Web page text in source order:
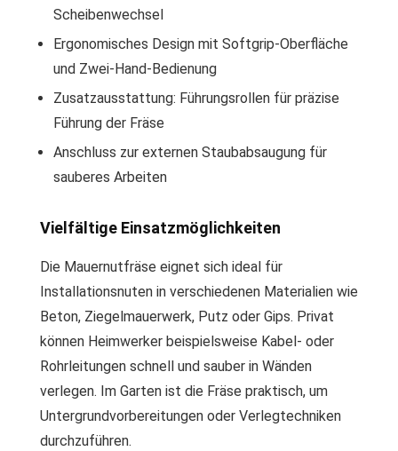
Scheibenwechsel
Ergonomisches Design mit Softgrip-Oberfläche
und Zwei-Hand-Bedienung
Zusatzausstattung: Führungsrollen für präzise
Führung der Fräse
Anschluss zur externen Staubabsaugung für
sauberes Arbeiten
Vielfältige Einsatzmöglichkeiten
Die Mauernutfräse eignet sich ideal für
Installationsnuten in verschiedenen Materialien wie
Beton, Ziegelmauerwerk, Putz oder Gips. Privat
können Heimwerker beispielsweise Kabel- oder
Rohrleitungen schnell und sauber in Wänden
verlegen. Im Garten ist die Fräse praktisch, um
Untergrundvorbereitungen oder Verlegtechniken
durchzuführen.